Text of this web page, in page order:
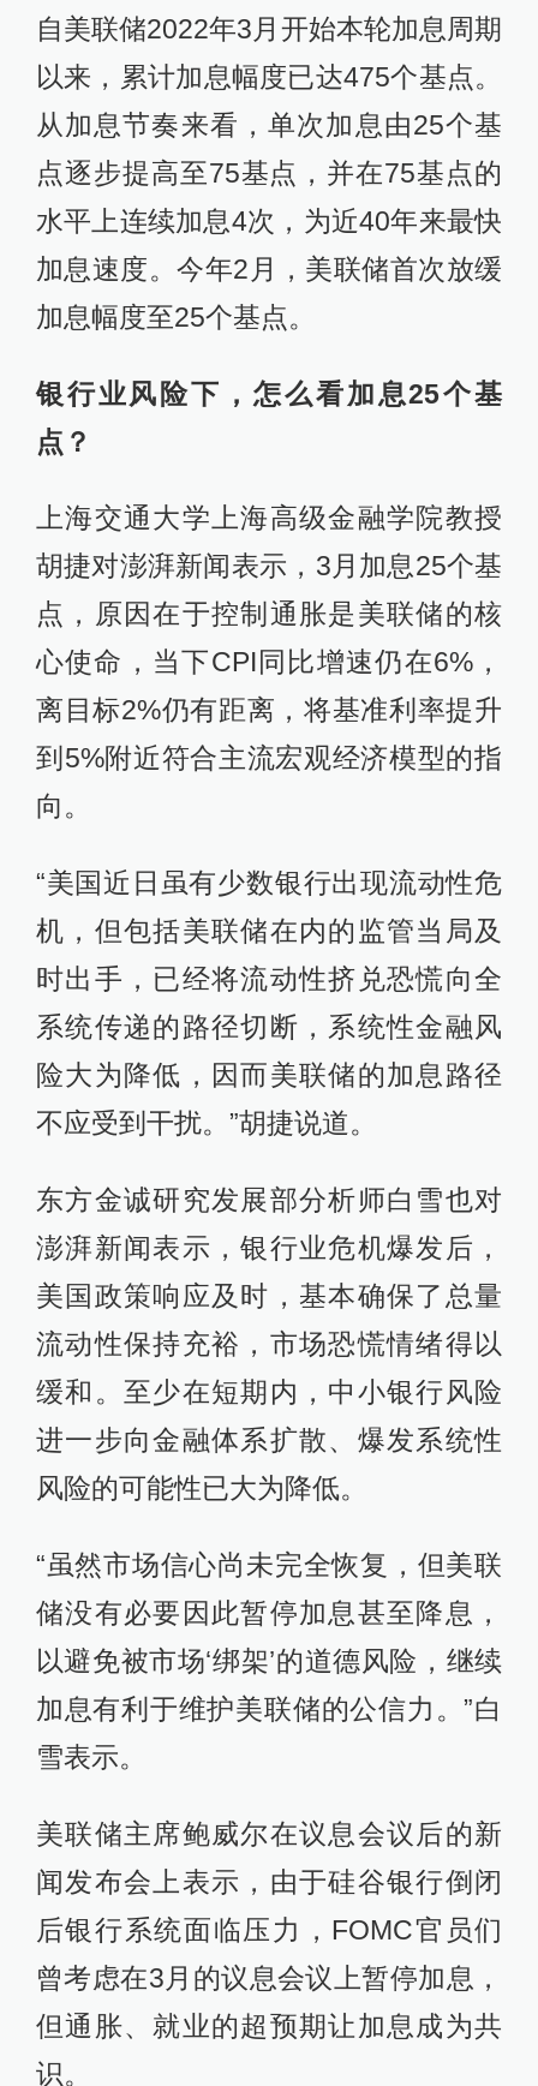
自美联储2022年3月开始本轮加息周期
以来，累计加息幅度已达475个基点。
从加息节奏来看，单次加息由25个基
点逐步提高至75基点，并在75基点的
水平上连续加息4次，为近40年来最快
加息速度。今年2月，美联储首次放缓
加息幅度至25个基点。
银行业风险下，怎么看加息25个基
点？
上海交通大学上海高级金融学院教授
胡捷对澎湃新闻表示，3月加息25个基
点，原因在于控制通胀是美联储的核
心使命，当下CPI同比增速仍在6%，
离目标2%仍有距离，将基准利率提升
到5%附近符合主流宏观经济模型的指
向。
“美国近日虽有少数银行出现流动性危
机，但包括美联储在内的监管当局及
时出手，已经将流动性挤兑恐慌向全
系统传递的路径切断，系统性金融风
险大为降低，因而美联储的加息路径
不应受到干扰。”胡捷说道。
东方金诚研究发展部分析师白雪也对
澎湃新闻表示，银行业危机爆发后，
美国政策响应及时，基本确保了总量
流动性保持充裕，市场恐慌情绪得以
缓和。至少在短期内，中小银行风险
进一步向金融体系扩散、爆发系统性
风险的可能性已大为降低。
“虽然市场信心尚未完全恢复，但美联
储没有必要因此暂停加息甚至降息，
以避免被市场‘绑架’的道德风险，继续
加息有利于维护美联储的公信力。”白
雪表示。
美联储主席鲍威尔在议息会议后的新
闻发布会上表示，由于硅谷银行倒闭
后银行系统面临压力，FOMC官员们
曾考虑在3月的议息会议上暂停加息，
但通胀、就业的超预期让加息成为共
识。